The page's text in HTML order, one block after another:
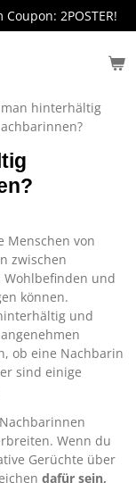
2POSTER!
hinterhältig
Menschen von
zwischen
Wohlbefinden und
können.
und
ob eine Nachbarin
sind einige
Wenn du
Gerüchte über
dafür sein,